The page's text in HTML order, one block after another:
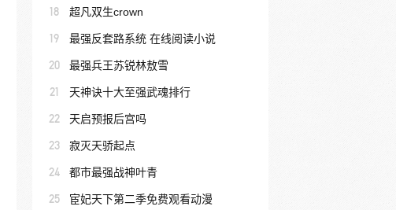
18 超凡双生crown
19 最强反套路系统 在线阅读小说
20 最强兵王苏锐林敖雪
21 天神诀十大至强武魂排行
22 天启预报后宫吗
23 寂灭天骄起点
24 都市最强战神叶青
25 宦妃天下第二季免费观看动漫